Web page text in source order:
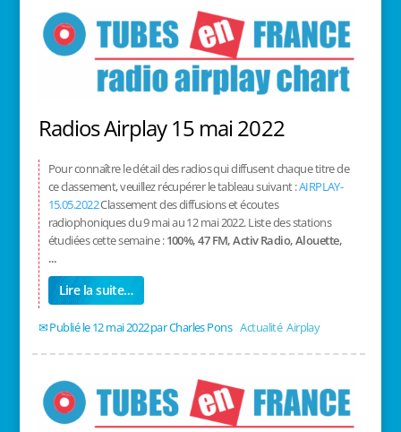
Radios Airplay 15 mai 2022
Pour connaître le détail des radios qui diffusent chaque titre de
ce classement, veuillez récupérer le tableau suivant :AIRPLAY-
15.05.2022Classement des diffusions et écoutes
radiophoniques du 9 mai au 12 mai 2022. Liste des stations
étudiées cette semaine :100%, 47 FM, Activ Radio, Alouette,
...
Lire la suite…
12 mai 2022/ Charles Pons/Actualité,Airplay